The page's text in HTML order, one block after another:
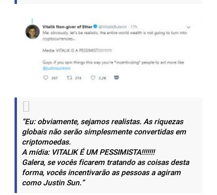
“Eu: obviamente, sejamos realistas. As riquezas
globais não serão simplesmente convertidas em
criptomoedas.
A mídia: VITALIK É UM PESSIMISTA!!!!!!!
Galera, se vocês ficarem tratando as coisas desta
forma, vocês incentivarão as pessoas a agiram
como Justin Sun.”